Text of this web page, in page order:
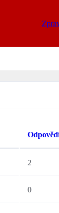
2
0